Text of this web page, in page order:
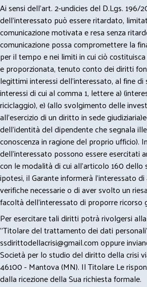
Ai sensi dell’art. 2-undicies del D.Lgs. 196/
dell’interessato può essere ritardato,
comunicazione motivata e resa senza
comunicazione possa compromettere la
per il tempo e nei limiti in cui ciò
e proporzionata, tenuto conto dei diritti
legittimi interessi dell’interessato, al fine
interessi di cui al comma 1, lettere a)
riciclaggio), e) (allo svolgimento delle
all’esercizio di un diritto in sede
dell’identità del dipendente che segnala
conoscenza in ragione del proprio ufficio).
dell’interessato possono essere esercitati
con le modalità di cui all’articolo 160
ipotesi, il Garante informerà l’interessato
verifiche necessarie o di aver svolto un
facoltà dell’interessato di proporre ricorso
Per esercitare tali diritti potrà rivolgersi
"Titolare del trattamento dei dati
ssdirittodellacrisi@gmail.comoppure
Società per lo studio del diritto della crisi
46100 - Mantova (MN). Il Titolare Le
dalla ricezione della Sua richiesta formale.